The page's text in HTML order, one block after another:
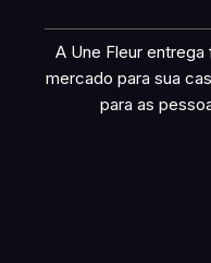
A Une Fleur
mercado para sua
para as